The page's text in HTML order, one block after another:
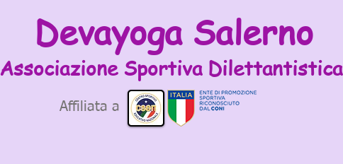
Devayoga Salerno
Associazione Sportiva Dilettantistica
Affiliata a